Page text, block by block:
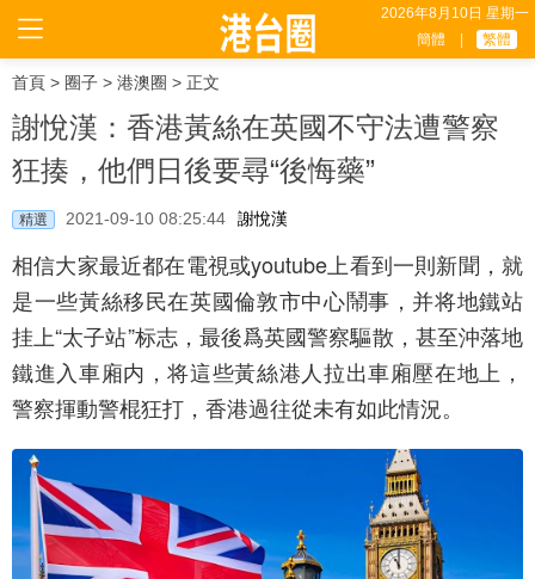
2026年8月10日 星期一
簡體
繁體
首頁 > 圈子 > 港澳圈 > 正文
謝悅漢：香港黃絲在英國不守法遭警察
狂揍，他們日後要尋“後悔藥”
精選 2021-09-10 08:25:44 謝悅漢
相信大家最近都在電視或youtube上看到一則新聞，就
是一些黃絲移民在英國倫敦市中心鬧事，并将地鐵站
挂上“太子站”标志，最後爲英國警察驅散，甚至沖落地
鐵進入車廂内，将這些黃絲港人拉出車廂壓在地上，
警察揮動警棍狂打，香港過往從未有如此情況。